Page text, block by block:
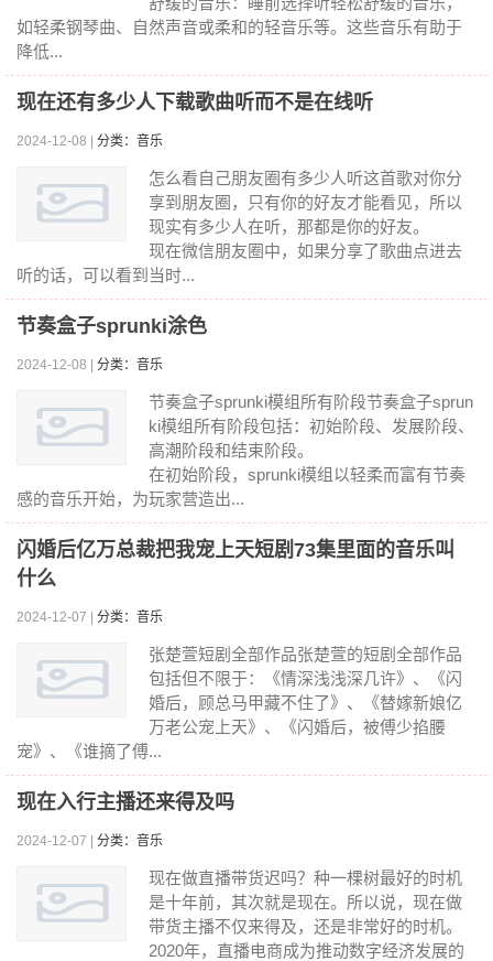
如轻柔钢琴曲、自然声音或柔和的轻音乐等。这些音乐有助于
降低...
现在还有多少人下载歌曲听而不是在线听
2024-12-08 | 分类：音乐
怎么看自己朋友圈有多少人听这首歌对你分
享到朋友圈，只有你的好友才能看见，所以
现实有多少人在听，那都是你的好友。
现在微信朋友圈中，如果分享了歌曲点进去
听的话，可以看到当时...
节奏盒子sprunki涂色
2024-12-08 | 分类：音乐
节奏盒子sprunki模组所有阶段节奏盒子sprun
ki模组所有阶段包括：初始阶段、发展阶段、
高潮阶段和结束阶段。
在初始阶段，sprunki模组以轻柔而富有节奏
感的音乐开始，为玩家营造出...
闪婚后亿万总裁把我宠上天短剧73集里面的音乐叫
什么
2024-12-07 | 分类：音乐
张楚萱短剧全部作品张楚萱的短剧全部作品
包括但不限于：《情深浅浅深几许》、《闪
婚后，顾总马甲藏不住了》、《替嫁新娘亿
万老公宠上天》、《闪婚后，被傅少掐腰
宠》、《谁摘了傅...
现在入行主播还来得及吗
2024-12-07 | 分类：音乐
现在做直播带货迟吗？种一棵树最好的时机
是十年前，其次就是现在。所以说，现在做
带货主播不仅来得及，还是非常好的时机。
2020年，直播电商成为推动数字经济发展的